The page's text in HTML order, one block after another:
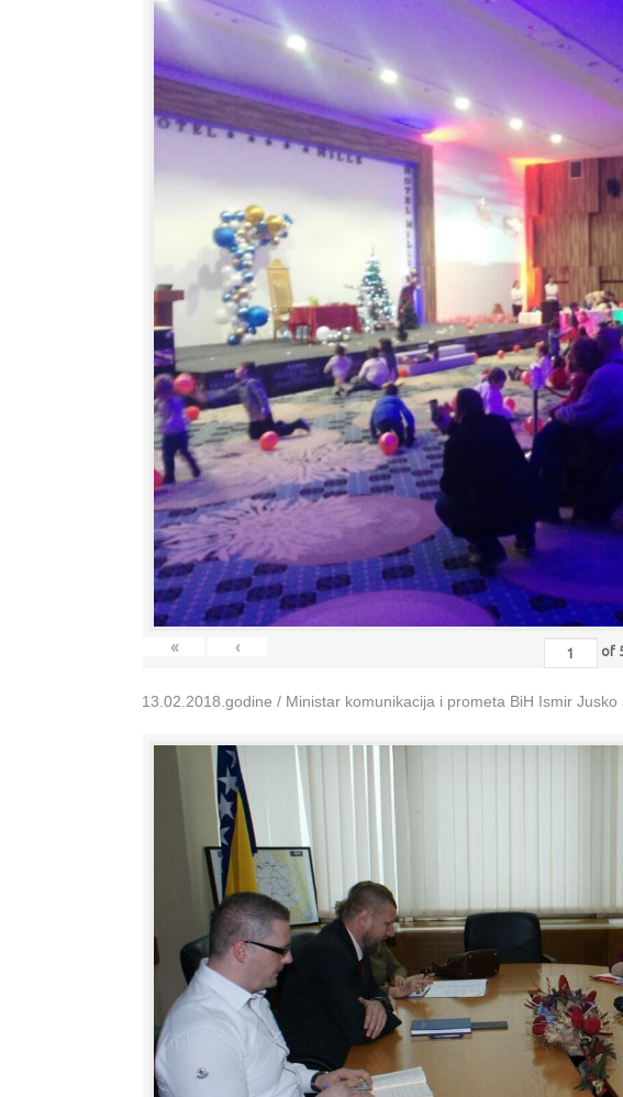
« ‹ of
13.02.2018.godine / Ministar komunikacija i prometa BiH Ismir